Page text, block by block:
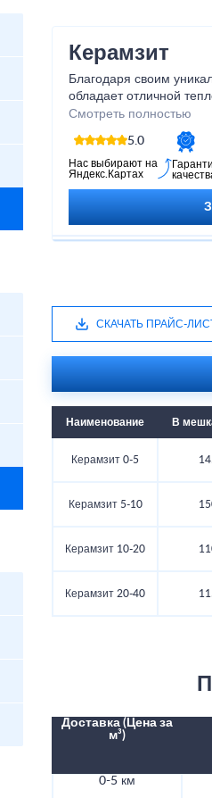
Керамзит
Благодаря своим
обладает отличной
прекрасно впитывает и
строительство дома,
интерьера, керамзит
Позвольте себе
керамзита и
Смотреть полностью
5.0
Нас выбирают на
Яндекс.Картах
СКАЧАТЬ ПРАЙС-
Наименование В
Керамзит 0-5
Керамзит 5-10
Керамзит 10-20
Керамзит 20-40
Доставка (Цена за
м³)
0-5 км